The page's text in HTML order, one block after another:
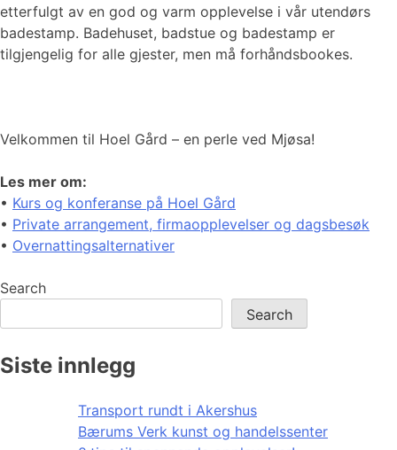
etterfulgt av en god og varm opplevelse i vår utendørs
badestamp. Badehuset, badstue og badestamp er
tilgjengelig for alle gjester, men må forhåndsbookes.
Velkommen til Hoel Gård – en perle ved Mjøsa!
Les mer om:
• Kurs og konferanse på Hoel Gård
• Private arrangement, firmaopplevelser og dagsbesøk
• Overnattingsalternativer
Search
Search
Siste innlegg
Transport rundt i Akershus
Bærums Verk kunst og handelssenter